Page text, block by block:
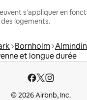
s'appliquer en
logements.
Bornholm
et longue durée
© 2026 Airbnb, Inc.